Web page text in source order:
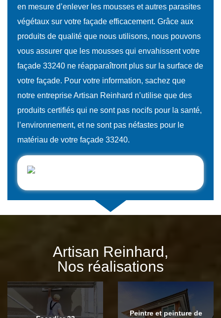
en mesure d’enlever les mousses et autres parasites
végétaux sur votre façade efficacement. Grâce aux
produits de qualité que nous utilisons, nous pouvons
vous assurer que les mousses qui envahissent votre
façade 33240 ne réapparaîtront plus sur la surface de
votre façade. Pour votre information, sachez que
notre entreprise Artisan Reinhard n’utilise que des
produits certifiés qui ne sont pas nocifs pour la santé,
l’environnement, et ne sont pas néfastes pour le
matériau de votre façade 33240.
Artisan Reinhard,
Nos réalisations
Peintre et peinture de